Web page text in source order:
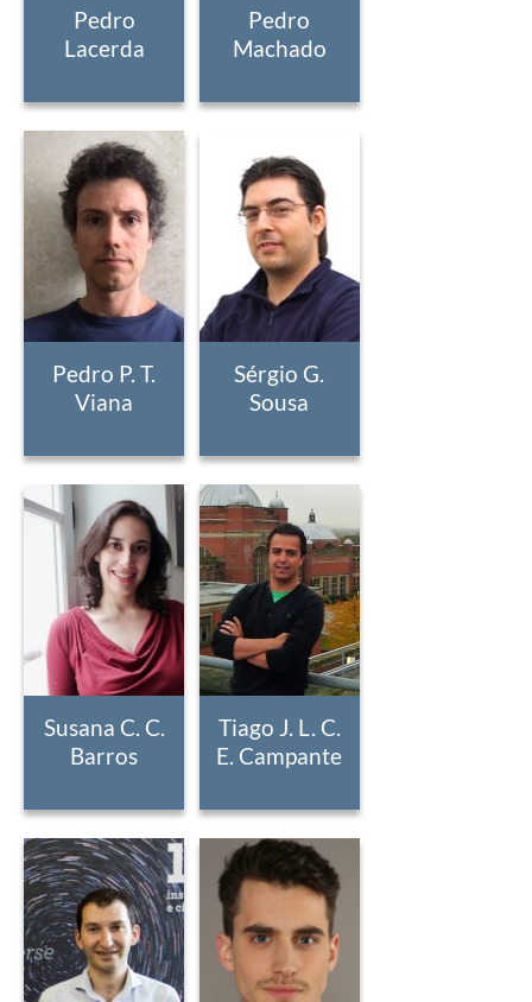
Pedro
Lacerda
Pedro
Machado
Pedro P. T.
Viana
Sérgio G.
Sousa
Susana C. C.
Barros
Tiago J. L. C.
E. Campante